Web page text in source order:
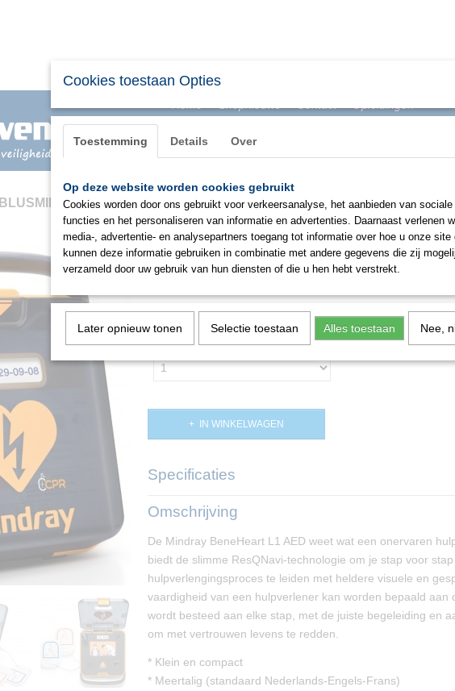
BLUSMIDDELEN BHV & ONTRUIMING EHBO PBM
Mindray BeneHeart L1
€ 1349,00
✓Op voorraad
IN WINKELWAGEN
Specificaties
Productcode
Omschrijving
De Mindray BeneHeart L1 AED weet wat een onervaren
biedt de slimme ResQNavi-technologie om je stap voor
hulpverlengingsproces te leiden met heldere visuele en
vaardigheid van een hulpverlener kan worden bepaald aan
wordt besteed aan elke stap, met de juiste begeleiding en
om met vertrouwen levens te redden.
* Klein en compact
* Meertalig (standaard Nederlands-Engels-Frans)
Cookies toestaan Opties
Toestemming Details Over
Op deze website worden cookies gebruikt
Cookies worden door ons gebruikt voor verkeersanalyse, het aanbieden van sociale
functies en het personaliseren van informatie en advertenties. Daarnaast verlenen
media-, advertentie- en analysepartners toegang tot informatie over hoe u onze site
kunnen deze informatie gebruiken in combinatie met andere gegevens die zij
verzameld door uw gebruik van hun diensten of die u hen hebt verstrekt.
Later opnieuw tonen Selectie toestaan Alles toestaan Nee,